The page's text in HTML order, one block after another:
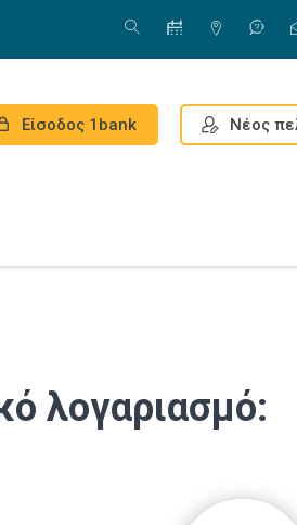
Είσοδος 1bank Νέος
λογαριασμό: